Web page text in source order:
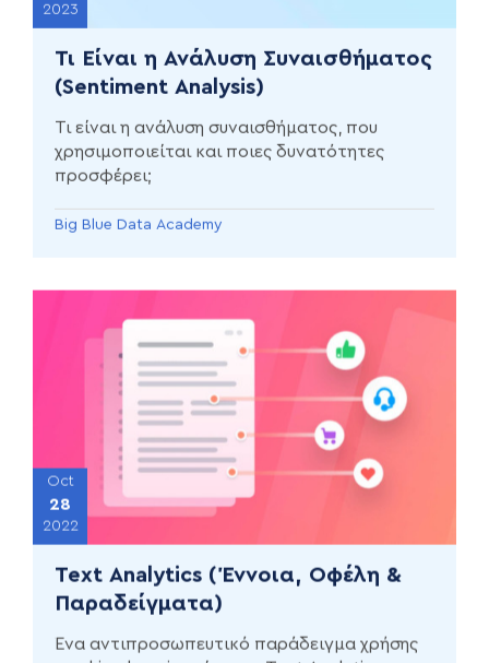
2023
Τι Είναι η Ανάλυση Συναισθήματος
(Sentiment Analysis)
Τι είναι η ανάλυση συναισθήματος, που
χρησιμοποιείται και ποιες δυνατότητες
προσφέρει;
Big Blue Data Academy
Oct
28
2022
Text Analytics (Έννοια, Οφέλη &
Παραδείγματα)
Ένα αντιπροσωπευτικό παράδειγμα χρήσης